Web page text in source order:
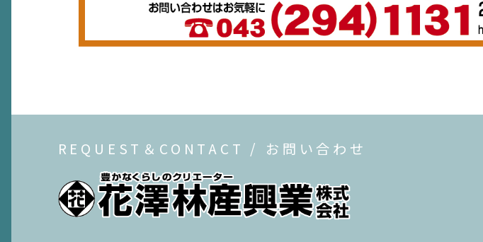
REQUEST＆CONTACT / お問い合わせ